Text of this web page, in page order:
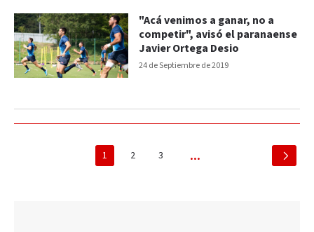
24 de Septiembre de 2019
"Acá venimos a ganar, no a
competir", avisó el paranaense
Javier Ortega Desio
1 2 3